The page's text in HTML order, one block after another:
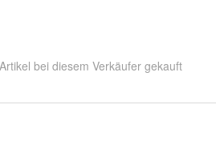
bei diesem Verkäufer gekauft